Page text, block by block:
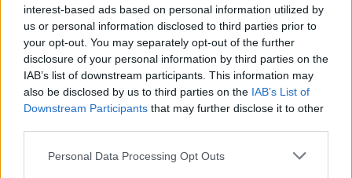
interest-based ads based on personal information utilized by
us or personal information disclosed to third parties prior to
your opt-out. You may separately opt-out of the further
disclosure of your personal information by third parties on the
IAB’s list of downstream participants. This information may
also be disclosed by us to third parties on the IAB’s List of
Downstream Participants that may further disclose it to other
Please note that this website/app uses one or more Google
Personal Data Processing Opt Outs
2014. március 28-tól négy metróvonala van
Budapestnek, ekkor adták át ugyanis a rendkívül
bonyolult és zavaros történetű 4. számú vonalat
Kelenföld és a Keleti pályaudvar között. Húsz éves
vergődés után az eredeti költségvetés kereteit
többszörösen túllépve több mint…